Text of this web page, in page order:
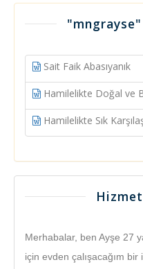
Sait Faik Abasıyanık
Hamilelikte Doğal ve Bitkisel
Hamilelikte Sık Karşılaşılan
Hizmet
Merhabalar, ben Ayşe 27
için evden çalışacağım